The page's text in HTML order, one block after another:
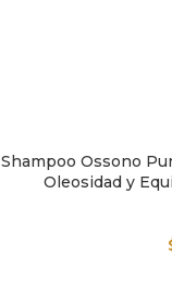
AÑADIR AL CARRITO
Shampoo Ossono
Oleosidad y